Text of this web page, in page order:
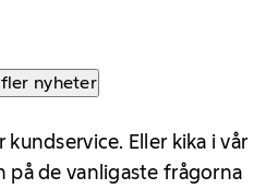
nyheter
Eller kika i vår
på de vanligaste frågorna